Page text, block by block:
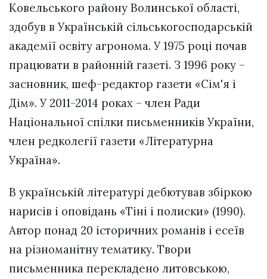
Ковельського району Волинської області,
здобув в Українській сільськогосподарській
академії освіту агронома. У 1975 році почав
працювати в районній газеті. З 1996 року –
засновник, шеф-редактор газети «Сім'я і
Дім». У 2011-2014 роках – член Ради
Національної спілки письменників України,
член редколегії газети «Літературна
Україна».
В українській літературі дебютував збіркою
нарисів і оповідань «Тіні і полиски» (1990).
Автор понад 20 історичних романів і есеїв
на різноманітну тематику. Твори
письменника перекладено литовською,